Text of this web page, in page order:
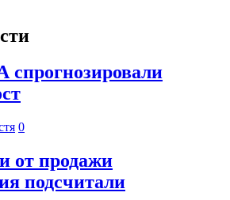
0
от продажи
подсчитали